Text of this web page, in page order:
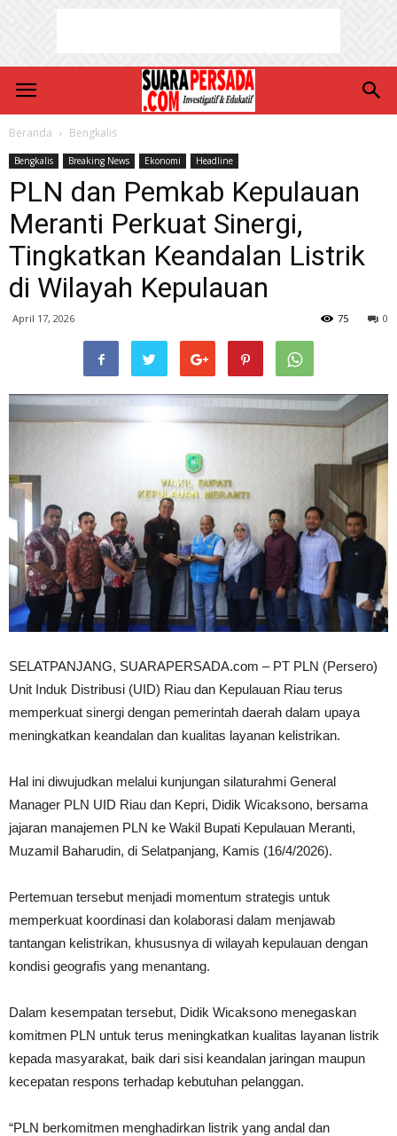
Beranda Bengkalis
Bengkalis Breaking News Ekonomi Headline
PLN dan Pemkab Kepulauan
Meranti Perkuat Sinergi,
Tingkatkan Keandalan Listrik
di Wilayah Kepulauan
April 17, 2026 0
75
SELATPANJANG, SUARAPERSADA.com – PT PLN (Persero)
Unit Induk Distribusi (UID) Riau dan Kepulauan Riau terus
memperkuat sinergi dengan pemerintah daerah dalam upaya
meningkatkan keandalan dan kualitas layanan kelistrikan.
Hal ini diwujudkan melalui kunjungan silaturahmi General
Manager PLN UID Riau dan Kepri, Didik Wicaksono, bersama
jajaran manajemen PLN ke Wakil Bupati Kepulauan Meranti,
Muzamil Baharudin, di Selatpanjang, Kamis (16/4/2026).
Pertemuan tersebut menjadi momentum strategis untuk
memperkuat koordinasi dan kolaborasi dalam menjawab
tantangan kelistrikan, khususnya di wilayah kepulauan dengan
kondisi geografis yang menantang.
Dalam kesempatan tersebut, Didik Wicaksono menegaskan
komitmen PLN untuk terus meningkatkan kualitas layanan listrik
kepada masyarakat, baik dari sisi keandalan jaringan maupun
kecepatan respons terhadap kebutuhan pelanggan.
“PLN berkomitmen menghadirkan listrik yang andal dan